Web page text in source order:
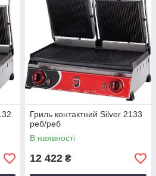
Гриль контактний Silver 2133
реб/реб
В наявності
12 422 ₴